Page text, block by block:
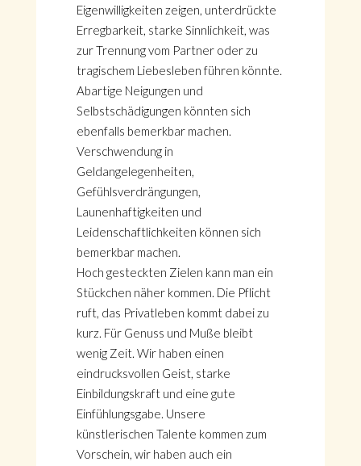
Eigenwilligkeiten zeigen, unterdrückte
Erregbarkeit, starke Sinnlichkeit, was
zur Trennung vom Partner oder zu
tragischem Liebesleben führen könnte.
Abartige Neigungen und
Selbstschädigungen könnten sich
ebenfalls bemerkbar machen.
Verschwendung in
Geldangelegenheiten,
Gefühlsverdrängungen,
Launenhaftigkeiten und
Leidenschaftlichkeiten können sich
bemerkbar machen.
Hoch gesteckten Zielen kann man ein
Stückchen näher kommen. Die Pflicht
ruft, das Privatleben kommt dabei zu
kurz. Für Genuss und Muße bleibt
wenig Zeit. Wir haben einen
eindrucksvollen Geist, starke
Einbildungskraft und eine gute
Einfühlungsgabe. Unsere
künstlerischen Talente kommen zum
Vorschein, wir haben auch ein